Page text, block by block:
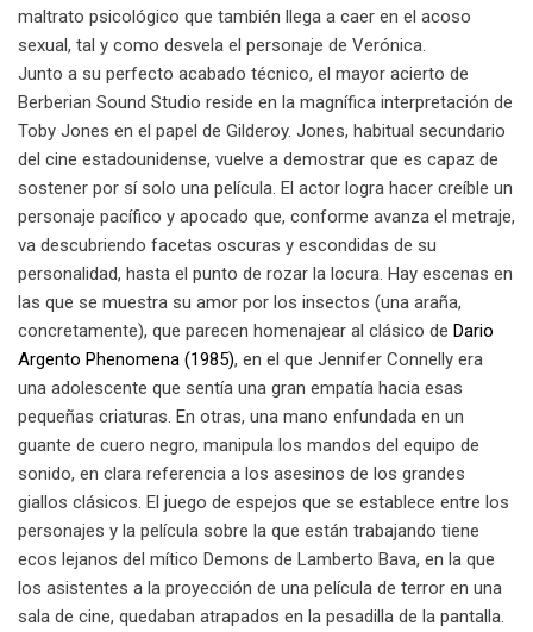
maltrato psicológico que también llega a caer en el acoso
sexual, tal y como desvela el personaje de Verónica.
Junto a su perfecto acabado técnico, el mayor acierto de
Berberian Sound Studio reside en la magnífica interpretación de
Toby Jones en el papel de Gilderoy. Jones, habitual secundario
del cine estadounidense, vuelve a demostrar que es capaz de
sostener por sí solo una película. El actor logra hacer creíble un
personaje pacífico y apocado que, conforme avanza el metraje,
va descubriendo facetas oscuras y escondidas de su
personalidad, hasta el punto de rozar la locura. Hay escenas en
las que se muestra su amor por los insectos (una araña,
concretamente), que parecen homenajear al clásico de Dario
Argento Phenomena (1985), en el que Jennifer Connelly era
una adolescente que sentía una gran empatía hacia esas
pequeñas criaturas. En otras, una mano enfundada en un
guante de cuero negro, manipula los mandos del equipo de
sonido, en clara referencia a los asesinos de los grandes
giallos clásicos. El juego de espejos que se establece entre los
personajes y la película sobre la que están trabajando tiene
ecos lejanos del mítico Demons de Lamberto Bava, en la que
los asistentes a la proyección de una película de terror en una
sala de cine, quedaban atrapados en la pesadilla de la pantalla.